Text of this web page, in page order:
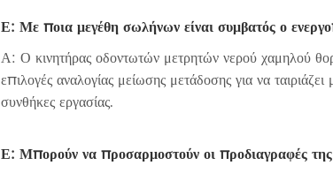
Ε: Με ποια μεγέθη σωλήνων είναι συμβατός ο
Α: Ο κινητήρας οδοντωτών μετρητών νερού χαμηλού
επιλογές αναλογίας μείωσης μετάδοσης για να
συνθήκες εργασίας.
Ε: Μπορούν να προσαρμοστούν οι προδιαγραφές